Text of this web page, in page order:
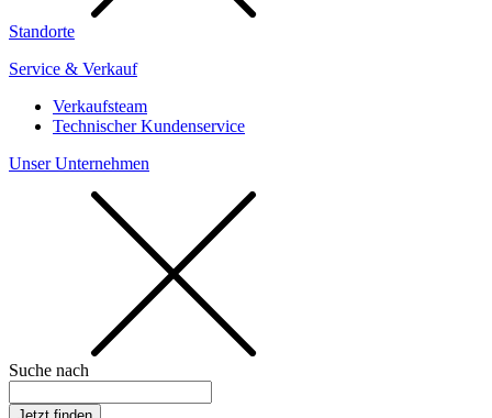
Standorte
Service & Verkauf
Verkaufsteam
Technischer Kundenservice
Unser Unternehmen
Suche nach